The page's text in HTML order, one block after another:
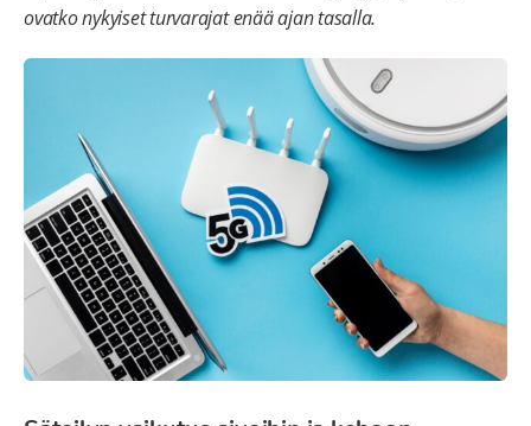
ovatko nykyiset turvarajat enää ajan tasalla.